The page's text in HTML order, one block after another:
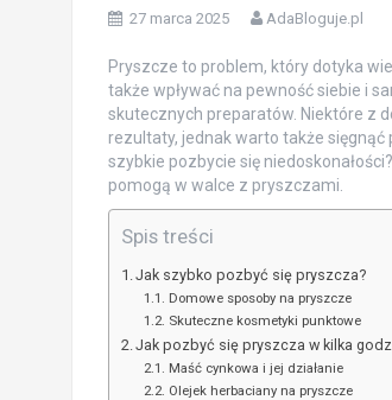
27 marca 2025 AdaBloguje.pl
Pryszcze to problem, który dotyka
także wpływać na pewność siebie i
skutecznych preparatów. Niektóre z
rezultaty, jednak warto także sięgnąć
szybkie pozbycie się
pomogą w walce z pryszczami.
Spis treści
Jak szybko pozbyć się pryszcza?
Domowe sposoby na pryszcze
Skuteczne kosmetyki punktowe
Jak pozbyć się pryszcza w kilka
Maść cynkowa i jej działanie
Olejek herbaciany na pryszcze